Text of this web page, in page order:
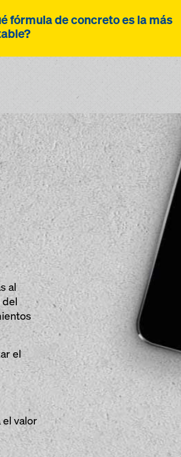
fórmula de concreto es la más
de la valoración de las
consciente cuál es la
más rentable para el
de ciclo que desee.
al
del
el
el valor